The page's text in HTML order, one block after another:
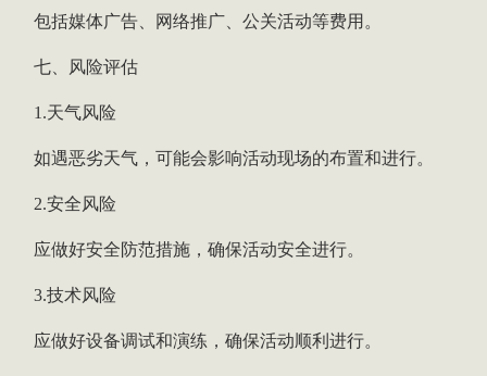
包括媒体广告、网络推广、公关活动等费用。
七、风险评估
1.天气风险
如遇恶劣天气，可能会影响活动现场的布置和进行。
2.安全风险
应做好安全防范措施，确保活动安全进行。
3.技术风险
应做好设备调试和演练，确保活动顺利进行。